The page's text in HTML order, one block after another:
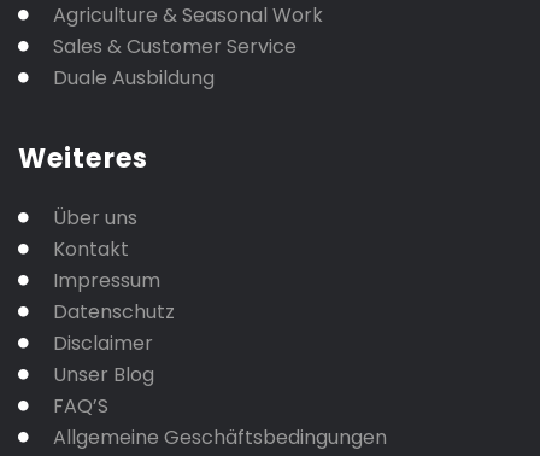
Agriculture & Seasonal Work
Sales & Customer Service
Duale Ausbildung
Weiteres
Über uns
Kontakt
Impressum
Datenschutz
Disclaimer
Unser Blog
FAQ’S
Allgemeine Geschäftsbedingungen